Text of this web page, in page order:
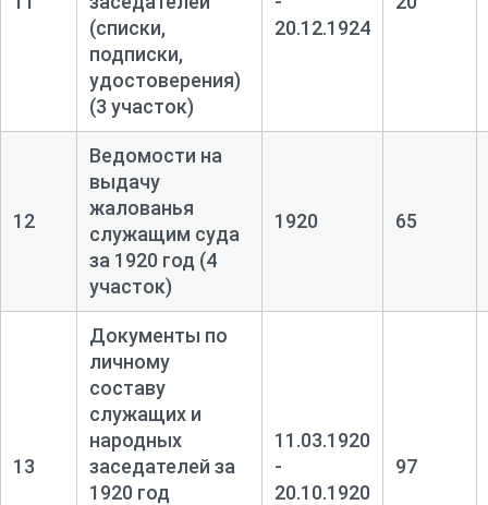
(списки,
подписки,
удостоверения)
(3 участок)
20.12.1924
12
Ведомости на
выдачу
жалованья
служащим суда
за 1920 год (4
участок)
1920 65
13
Документы по
личному
составу
служащих и
народных
заседателей за
1920 год
11.03.1920
-
20.10.1920
97